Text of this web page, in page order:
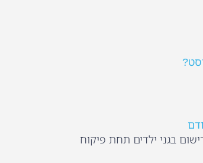
בגני ילדים תחת פיקוח